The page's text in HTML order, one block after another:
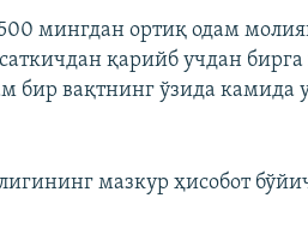
мингдан ортиқ одам
қарийб учдан бирга
бир вақтнинг ўзида камида
мазкур ҳисобот